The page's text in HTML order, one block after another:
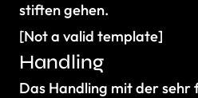
stiften gehen.
[Not a valid template]
Handling
Das Handling mit der